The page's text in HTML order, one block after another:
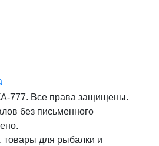
777. Все права защищены.
без письменного
для рыбалки и